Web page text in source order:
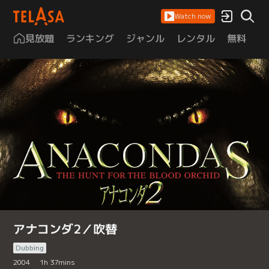
Watch now
見放題 ランキング ジャンル レンタル 無料
アナコンダ2／吹替
Dubbing
2004
1h 37mins